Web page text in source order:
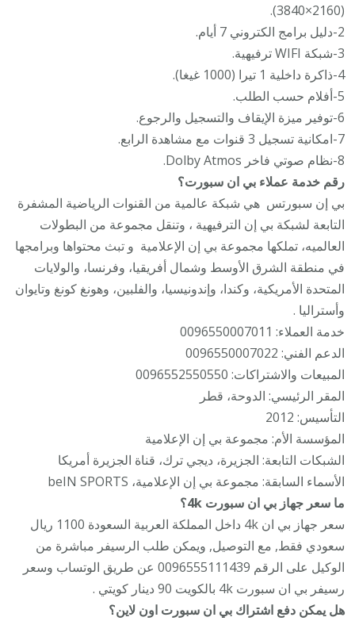
(2160×3840).
2-دليل برامج الكتروني 7 أيام.
3-شبكة WIFI ترفيهية.
4-ذاكرة داخلية 1 تيرا (1000 غيغا).
5-أفلام حسب الطلب.
6-توفير ميزة الإيقاف والتسجيل والرجوع.
7-امكانية تسجيل 3 قنوات مع مشاهدة الرابع.
8-نظام صوتي فاخر Dolby Atmos.
رقم خدمة عملاء بي ان سبورت؟
بي إن سبورتس ‏ هي شبكة عالمية من القنوات الرياضية المشفرة
التابعة لشبكة بي إن الترفيهية ‏، وتنقل مجموعة من البطولات
العالميه، تملكها مجموعة بي إن الإعلامية ‏ و تبث محتواها وبرامجها
في منطقة الشرق الأوسط وشمال أفريقيا، وفرنسا، والولايات
المتحدة الأمريكية، وكندا، وإندونيسيا، والفلبين، وهونغ كونغ وتايوان
وأستراليا .
خدمة العملاء: 0096550007011
الدعم الفني: 0096550007022
المبيعات والاشتراكات: 0096552550550
المقر الرئيسي: الدوحة، قطر
التأسيس: 2012
المؤسسة الأم: مجموعة بي إن الإعلامية
الشبكات التابعة: الجزيرة، ديجي ترك، قناة الجزيرة أمريكا
الأسماء السابقة: مجموعة بي إن الإعلامية، beIN SPORTS
ما سعر جهاز بي ان سبورت 4k؟
سعر جهاز بي ان 4k داخل المملكة العربية السعودة 1100 ريال
سعودي فقط, مع التوصيل, ويمكن طلب الرسيفر مباشرة من
الوكيل على الرقم 0096555111439 عن طريق الوتساب وسعر
رسيفر بي ان سبورت 4k بالكويت 90 دينار كويتي .
هل يمكن دفع اشتراك بي ان سبورت اون لاين؟